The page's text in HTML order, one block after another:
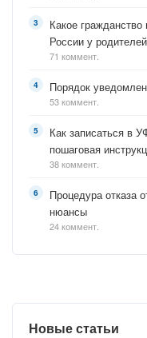
Какое
России у
71 коммент.
Порядок
53 коммент.
Как записаться в
пошаговая
38 коммент.
Процедура отказа
нюансы
24 коммент.
Новые статьи